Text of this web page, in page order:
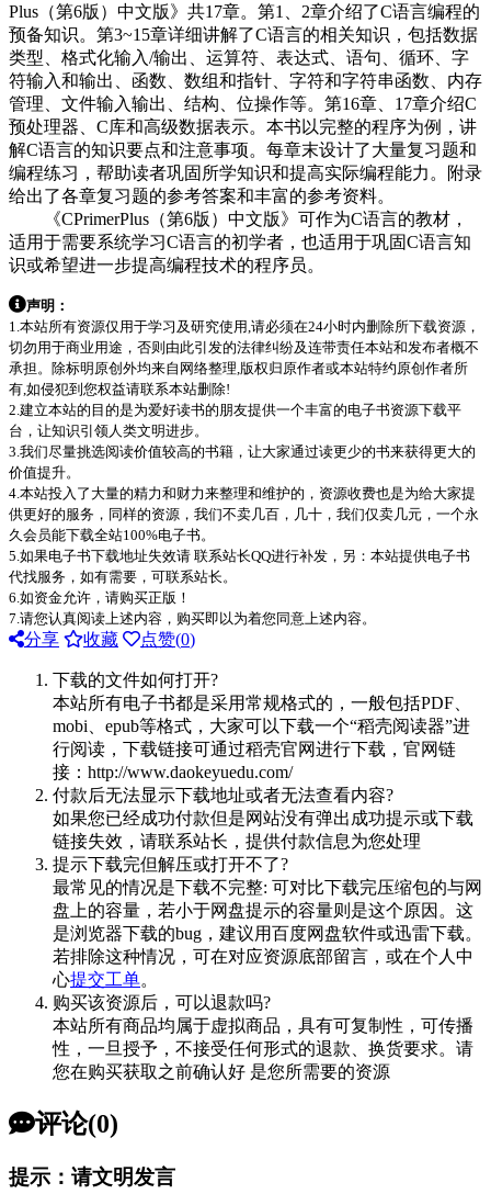
Plus（第6版）中文版》共17章。第1、2章介绍了C语言编程的
预备知识。第3~15章详细讲解了C语言的相关知识，包括数据
类型、格式化输入/输出、运算符、表达式、语句、循环、字
符输入和输出、函数、数组和指针、字符和字符串函数、内存
管理、文件输入输出、结构、位操作等。第16章、17章介绍C
预处理器、C库和高级数据表示。本书以完整的程序为例，讲
解C语言的知识要点和注意事项。每章末设计了大量复习题和
编程练习，帮助读者巩固所学知识和提高实际编程能力。附录
给出了各章复习题的参考答案和丰富的参考资料。
《CPrimerPlus（第6版）中文版》可作为C语言的教材，
适用于需要系统学习C语言的初学者，也适用于巩固C语言知
识或希望进一步提高编程技术的程序员。
声明：
1.本站所有资源仅用于学习及研究使用,请必须在24小时内删除所下载资源，
切勿用于商业用途，否则由此引发的法律纠纷及连带责任本站和发布者概不
承担。除标明原创外均来自网络整理,版权归原作者或本站特约原创作者所
有,如侵犯到您权益请联系本站删除!
2.建立本站的目的是为爱好读书的朋友提供一个丰富的电子书资源下载平
台，让知识引领人类文明进步。
3.我们尽量挑选阅读价值较高的书籍，让大家通过读更少的书来获得更大的
价值提升。
4.本站投入了大量的精力和财力来整理和维护的，资源收费也是为给大家提
供更好的服务，同样的资源，我们不卖几百，几十，我们仅卖几元，一个永
久会员能下载全站100%电子书。
5.如果电子书下载地址失效请 联系站长QQ进行补发，另：本站提供电子书
代找服务，如有需要，可联系站长。
6.如资金允许，请购买正版！
7.请您认真阅读上述内容，购买即以为着您同意上述内容。
分享 收藏 点赞(0)
下载的文件如何打开?
本站所有电子书都是采用常规格式的，一般包括PDF、
mobi、epub等格式，大家可以下载一个“稻壳阅读器”进
行阅读，下载链接可通过稻壳官网进行下载，官网链
接：http://www.daokeyuedu.com/
付款后无法显示下载地址或者无法查看内容?
如果您已经成功付款但是网站没有弹出成功提示或下载
链接失效，请联系站长，提供付款信息为您处理
提示下载完但解压或打开不了?
最常见的情况是下载不完整: 可对比下载完压缩包的与网
盘上的容量，若小于网盘提示的容量则是这个原因。这
是浏览器下载的bug，建议用百度网盘软件或迅雷下载。
若排除这种情况，可在对应资源底部留言，或在个人中
心提交工单。
购买该资源后，可以退款吗?
本站所有商品均属于虚拟商品，具有可复制性，可传播
性，一旦授予，不接受任何形式的退款、换货要求。请
您在购买获取之前确认好 是您所需要的资源
评论(0)
提示：请文明发言